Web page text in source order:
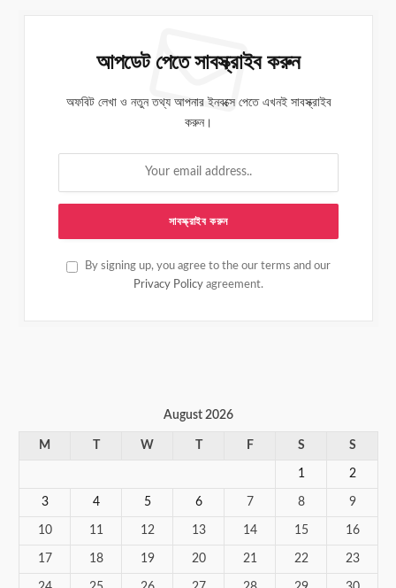
আপডেট পেতে সাবস্ক্রাইব করুন
অফবিট লেখা ও নতুন তথ্য আপনার ইনবক্সে পেতে এখনই সাবস্ক্রাইব
করুন।
By signing up, you agree to the our terms and our
Privacy Policy agreement.
August 2026
M T W T F S S
1 2
3 4 5 6 7 8 9
10 11 12 13 14 15 16
17 18 19 20 21 22 23